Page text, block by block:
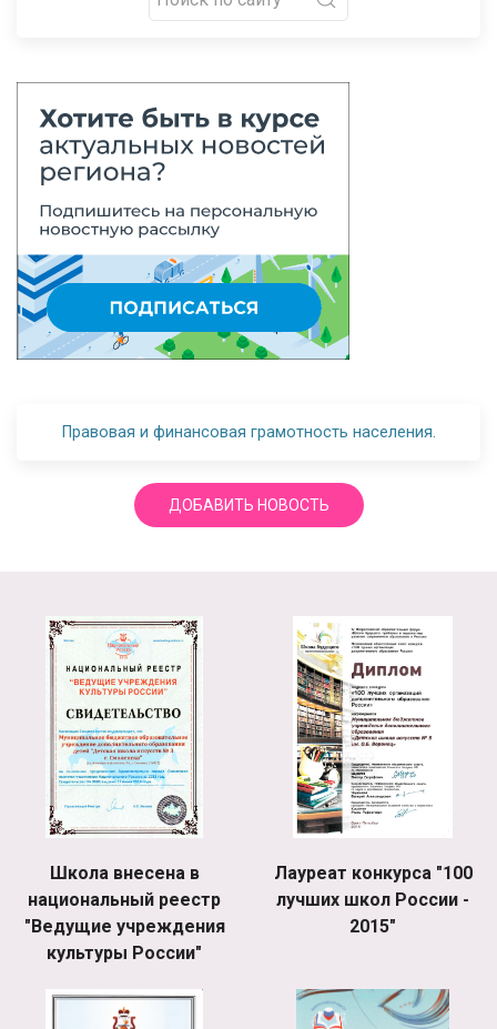
Правовая и финансовая грамотность населения.
ДОБАВИТЬ НОВОСТЬ
Школа внесена в
национальный реестр
"Ведущие учреждения
культуры России"
Лауреат конкурса "100
лучших школ России -
2015"